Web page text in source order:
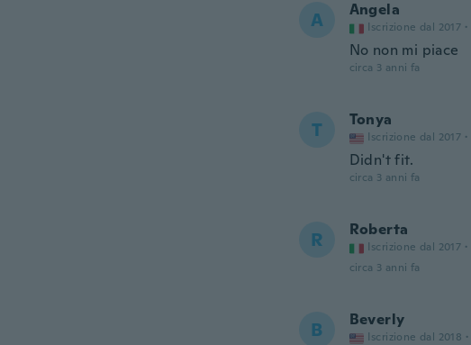
A Angela
Iscrizione dal 2017 ·
No non mi piace
circa 3 anni fa
T Tonya
Iscrizione dal 2017 ·
Didn't fit.
circa 3 anni fa
R Roberta
Iscrizione dal 2017 ·
circa 3 anni fa
B Beverly
Iscrizione dal 2018 ·